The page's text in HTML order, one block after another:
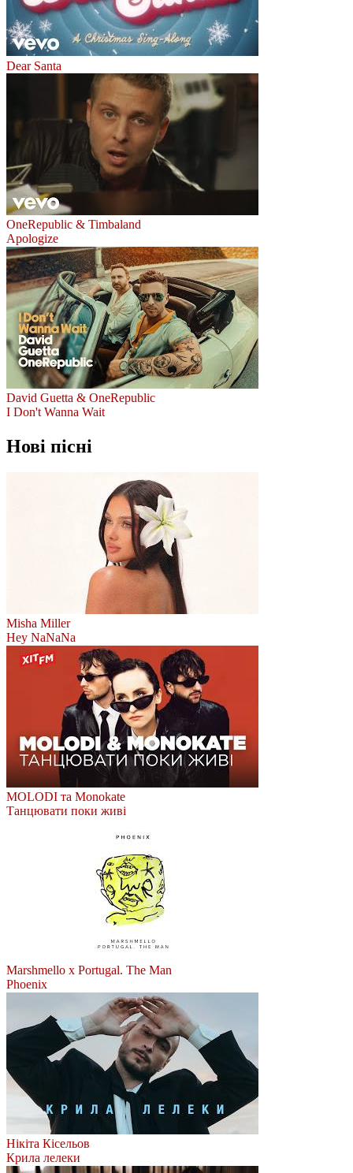
Dear Santa
OneRepublic & Timbaland
Apologize
David Guetta & OneRepublic
I Don't Wanna Wait
Нові пісні
Misha Miller
Hey NaNaNa
MOLODI та Monokate
Танцювати поки живі
Marshmello x Portugal. The Man
Phoenix
Нікіта Кісельов
Крила лелеки